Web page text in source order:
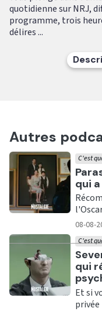
quotidienne sur NRJ,
programme, trois
délires ...
Autres
qui
C'est
08-08-
qui
C'est
Et si